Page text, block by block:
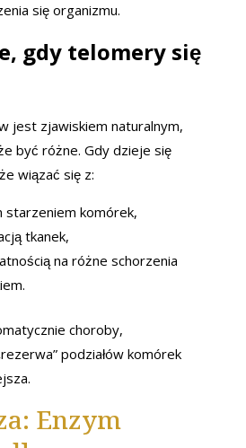
się organizmu.
gdy telomery się
jest zjawiskiem naturalnym,
być różne. Gdy dzieje się
wiązać się z:
starzeniem komórek,
tkanek,
na różne schorzenia
choroby,
podziałów komórek
Enzym